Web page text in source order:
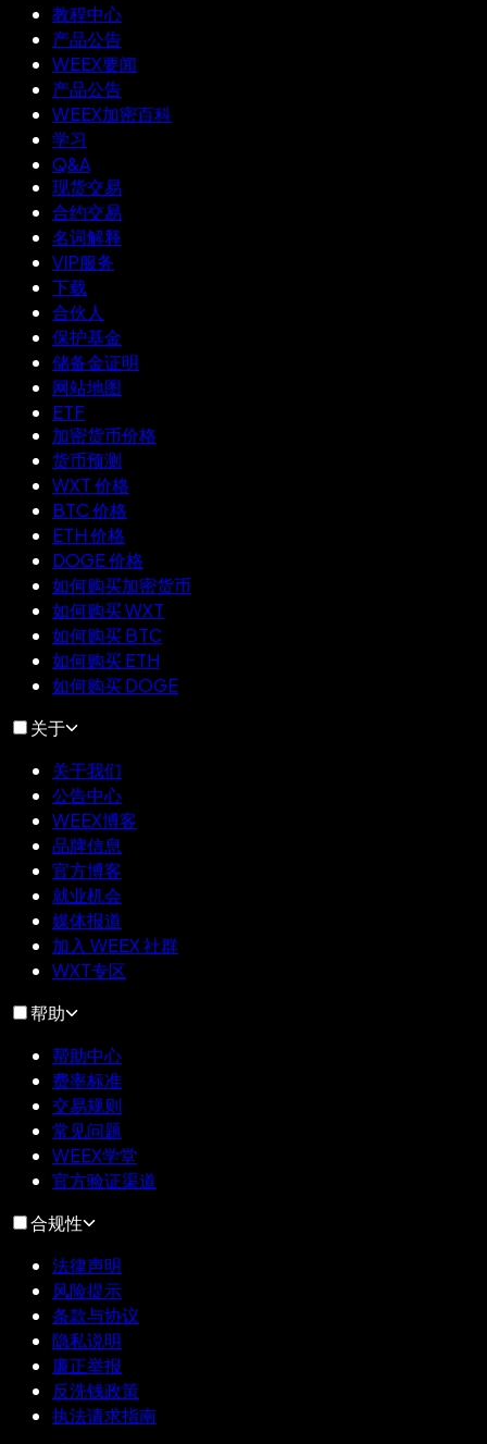
教程中心
产品公告
WEEX要闻
产品公告
WEEX加密百科
学习
Q&A
现货交易
合约交易
名词解释
VIP服务
下载
合伙人
保护基金
储备金证明
网站地图
ETF
加密货币价格
货币预测
WXT 价格
BTC 价格
ETH 价格
DOGE 价格
如何购买加密货币
如何购买 WXT
如何购买 BTC
如何购买 ETH
如何购买 DOGE
关于
关于我们
公告中心
WEEX博客
品牌信息
官方博客
就业机会
媒体报道
加入 WEEX 社群
WXT专区
帮助
帮助中心
费率标准
交易规则
常见问题
WEEX学堂
官方验证渠道
合规性
法律声明
风险提示
条款与协议
隐私说明
廉正举报
反洗钱政策
执法请求指南